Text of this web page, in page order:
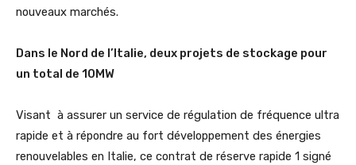
nouveaux marchés.
Dans le Nord de l’Italie, deux projets de stockage pour
un total de 10MW
Visant à assurer un service de régulation de fréquence ultra
rapide et à répondre au fort développement des énergies
renouvelables en Italie, ce contrat de réserve rapide 1 signé